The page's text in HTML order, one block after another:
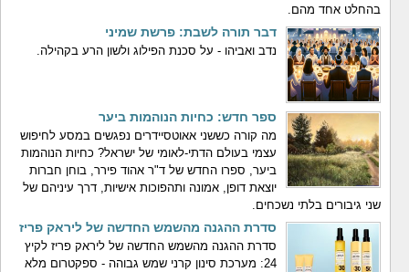
בהחלט אחד מהם.
דבר תורה לשבת: פרשת שמיני
נדב ואביהו - על סכנת הפילוג ולשון הרע בקהילה.
ספר חדש: כחיות הנוהמות ביער
מה קורה כששני אאוטסיידרים נפגשים במסע לחיפוש
עצמי בעולם הדתי-לאומי של ישראל? כחיות הנוהמות
ביער, ספרו החדש של ד"ר אהוד פירר, בוחן חברות
יוצאת דופן, אמונה ותהפוכות אישיות, דרך עיניהם של
שני גיבורים בלתי נשכחים.
סדרת ההגנה מהשמש החדשה של ליראק פריז
סדרת ההגנה מהשמש החדשה של ליראק פריז לקיץ
24: מערכת סינון קרני שמש גבוהה - ספקטרום מלא